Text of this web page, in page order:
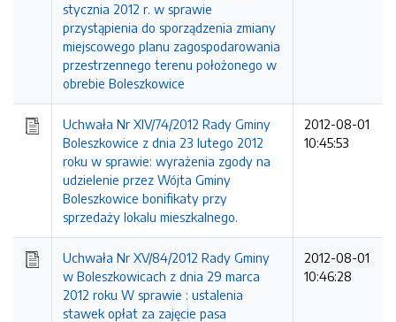
stycznia 2012 r. w sprawie
przystąpienia do sporządzenia zmiany
miejscowego planu zagospodarowania
przestrzennego terenu położonego w
obrebie Boleszkowice
Uchwała Nr XIV/74/2012 Rady Gminy
Boleszkowice z dnia 23 lutego 2012
roku w sprawie: wyrażenia zgody na
udzielenie przez Wójta Gminy
Boleszkowice bonifikaty przy
sprzedaży lokalu mieszkalnego.
2012-08-01
10:45:53
Uchwała Nr XV/84/2012 Rady Gminy
w Boleszkowicach z dnia 29 marca
2012 roku W sprawie : ustalenia
stawek opłat za zajęcie pasa
2012-08-01
10:46:28